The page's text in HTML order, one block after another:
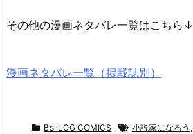
その他の漫画ネタバレ一覧はこちら↓
漫画ネタバレ一覧（掲載誌別）
B’s-LOG COMICS 小説家になろう ,